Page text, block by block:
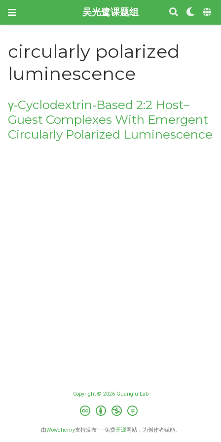
吴光鹭课题组
circularly polarized
luminescence
γ‐Cyclodextrin‐Based 2:2 Host–
Guest Complexes With Emergent
Circularly Polarized Luminescence
Copyright © 2026 Guanglu Lab
由Wowchemy支持发布——免费开源网站，为创作者赋能。